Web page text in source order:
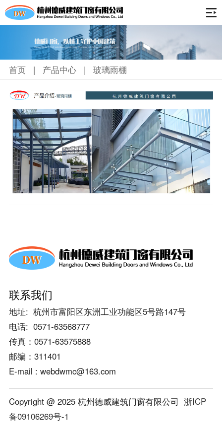
首页
关于我们
公司简介
资质荣誉
产品中心
隔热外开窗
隔热内开内倒窗
隔热推拉窗
隔热平开门
系统门窗
普通门窗
塑钢门窗
玻璃幕墙
铝板幕墙
格栅栏杆
工程案例
生产设备
联系我们
首页 | 产品中心| 玻璃雨棚
联系我们
地址: 杭州市富阳区东洲工业功能区5号路147号
电话: 0571-63568777
传真：0571-63575888
邮编：311401
E-mail : webdwmc@163.com
Copyright @ 2025 杭州德威建筑门窗有限公司 浙ICP
备09106269号-1